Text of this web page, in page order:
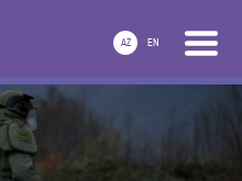
AZ EN
TİCARƏT ARTIR